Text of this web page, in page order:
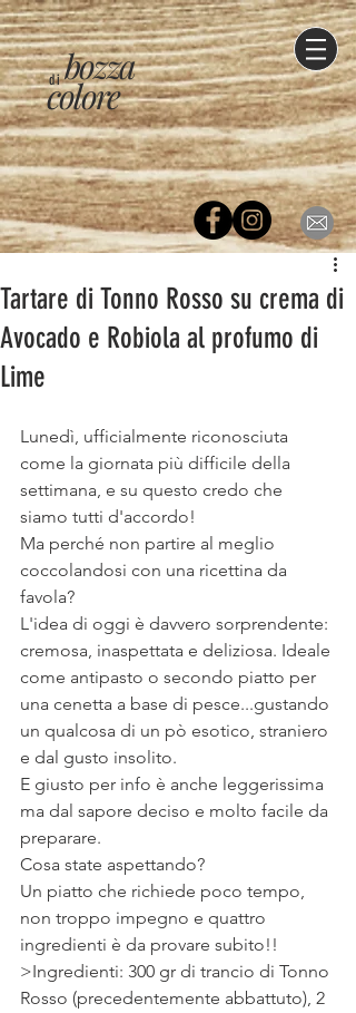
di
colore
bozza
Tartare di Tonno Rosso su crema di
Avocado e Robiola al profumo di
Lime
Lunedì, ufficialmente riconosciuta
come la giornata più difficile della
settimana, e su questo credo che
siamo tutti d'accordo!
Ma perché non partire al meglio
coccolandosi con una ricettina da
favola?
L'idea di oggi è davvero sorprendente:
cremosa, inaspettata e deliziosa. Ideale
come antipasto o secondo piatto per
una cenetta a base di pesce...gustando
un qualcosa di un pò esotico, straniero
e dal gusto insolito.
E giusto per info è anche leggerissima
ma dal sapore deciso e molto facile da
preparare.
Cosa state aspettando?
Un piatto che richiede poco tempo,
non troppo impegno e quattro
ingredienti è da provare subito!!
>Ingredienti: 300 gr di trancio di Tonno
Rosso (precedentemente abbattuto), 2